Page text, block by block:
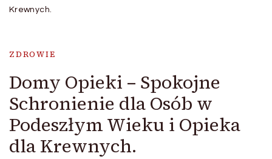
Krewnych.
ZDROWIE
Domy Opieki – Spokojne
Schronienie dla Osób w
Podeszłym Wieku i Opieka
dla Krewnych.